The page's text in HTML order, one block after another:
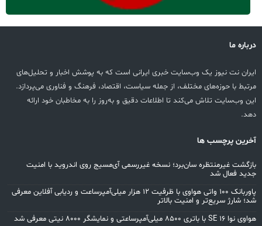
درباره ما
ایران نت نیوز یک وب‌سایت خبری ایرانی است که به پوشش اخبار و تحلیل‌های
مرتبط با حوزه‌های مختلف، از جمله سیاست، اقتصاد، فرهنگ و فناوری می‌پردازد.
این وب‌سایت تلاش می‌کند تا اطلاعات دقیق و به‌روز را به مخاطبان خود ارائه
دهد.
آخرین پرچسب ها
بازگشت غیرمنتظره سان‌برد؛ نسخه غیررسمی آی‌مسیج روی اندروید با امنیت
جدید فعال شد
پاوربانک ۱۰۰ واتی هواوی با ظرفیت ۱۲ هزار میلی‌آمپرساعت و ردیابی آفلاین معرفی
شد؛ شارژ سریع‌تر و امنیت بالاتر
هواوی نوا 16 SE با باتری ۸۵۰۰ میلی‌آمپرساعتی و نمایشگر ۸۰۰۰ نیتی معرفی شد